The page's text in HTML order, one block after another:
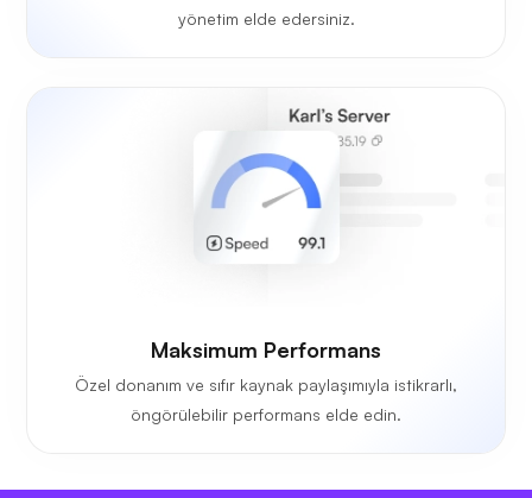
yönetim elde edersiniz.
Maksimum Performans
Özel donanım ve sıfır kaynak paylaşımıyla istikrarlı,
öngörülebilir performans elde edin.